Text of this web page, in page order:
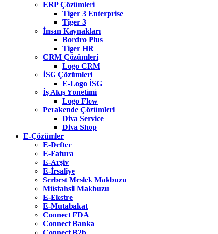
ERP Çözümleri
Tiger 3 Enterprise
Tiger 3
İnsan Kaynakları
Bordro Plus
Tiger HR
CRM Çözümleri
Logo CRM
İSG Çözümleri
E-Logo İSG
İş Akış Yönetimi
Logo Flow
Perakende Çözümleri
Diva Service
Diva Shop
E-Çözümler
E-Defter
E-Fatura
E-Arşiv
E-İrsaliye
Serbest Meslek Makbuzu
Müstahsil Makbuzu
E-Ekstre
E-Mutabakat
Connect FDA
Connect Banka
Connect B2b